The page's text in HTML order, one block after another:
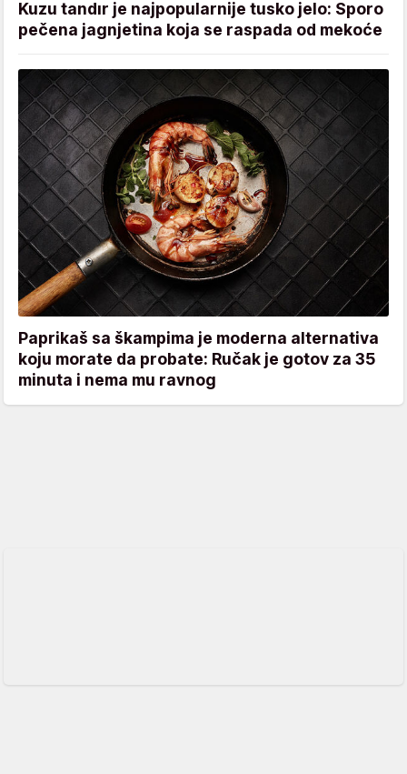
Kuzu tandır je najpopularnije tusko jelo: Sporo
pečena jagnjetina koja se raspada od mekoće
Paprikaš sa škampima je moderna alternativa
koju morate da probate: Ručak je gotov za 35
minuta i nema mu ravnog